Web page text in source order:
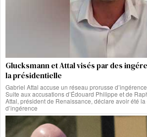
Glucksmann et Attal visés par des
la présidentielle
Gabriel Attal accuse un réseau prorusse
Suite aux accusations d’Édouard Philippe et de
Attal, président de Renaissance, déclare avoir été la
d’ingérence